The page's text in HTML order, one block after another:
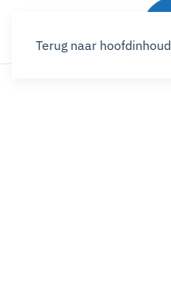
Terug naar hoofdinhoud